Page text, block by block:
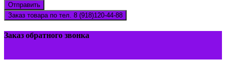
Отправить
Заказ товара по тел. 8 (918)120-44-88
Заказ обратного звонка